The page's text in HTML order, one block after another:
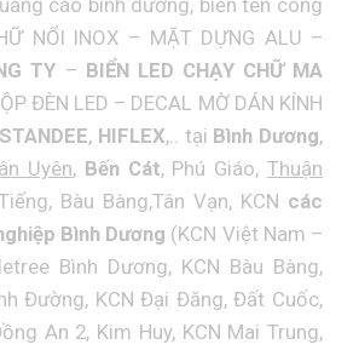
NỔI INOX – MẶT DỰNG ALU –
TY – BIỂN LED CHẠY CHỮ MA
ĐÈN LED – DECAL MỜ DÁN KÍNH
STANDEE, HIFLEX,.. tại Bình Dương,
Uyên, Bến Cát, Phú Giáo,Thuận
Bàu Bàng,Tân Vạn, KCN các
Bình Dương (KCN Việt Nam –
Bình Dương, KCN Bàu Bàng,
Đường, KCN Đại Đăng, Đất Cuốc,
An 2, Kim Huy, KCN Mai Trung,